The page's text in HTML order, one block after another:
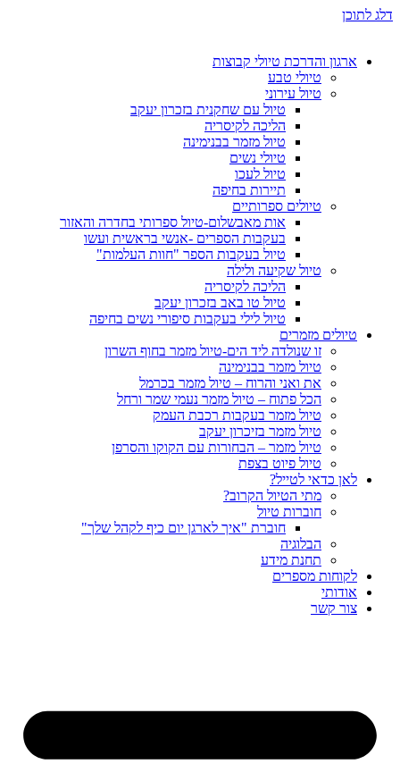
דלג לתוכן
ארגון והדרכת טיולי קבוצות
טיולי טבע
טיול עירוני
טיול עם שחקנית בזכרון יעקב
הליכה לקיסריה
טיול מזמר בבנימינה
טיולי נשים
טיול לעכו
תיירות בחיפה
טיולים ספרותיים
אות מאבשלום-טיול ספרותי בחדרה והאזור
בעקבות הספרים -אנשי בראשית ועשו
טיול בעקבות הספר "חוות העלמות"
טיול שקיעה ולילה
הליכה לקיסריה
טיול טו באב בזכרון יעקב
טיול לילי בעקבות סיפורי נשים בחיפה
טיולים מזמרים
זו שנולדה ליד הים-טיול מזמר בחוף השרון
טיול מזמר בבנימינה
את ואני והרוח – טיול מזמר בכרמל
הכל פתוח – טיול מזמר נעמי שמר ורחל
טיול מזמר בעקבות רכבת העמק
טיול מזמר בזיכרון יעקב
טיול מזמר – הבחורות עם הקוקו והסרפן
טיול פיוט בצפת
לאן כדאי לטייל?
מתי הטיול הקרוב?
חוברות טיול
חוברת "איך לארגן יום כיף לקהל שלך"
הבלוגיה
תחנת מידע
לקוחות מספרים
אודותי
צור קשר